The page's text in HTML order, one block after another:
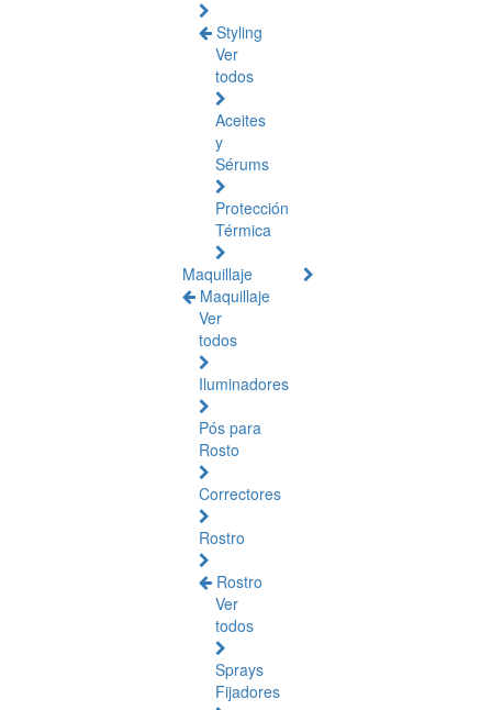
Styling
Ver
todos
Aceites
y
Sérums
Protección
Térmica
Maquillaje
Maquillaje
Ver
todos
Iluminadores
Pós para
Rosto
Correctores
Rostro
Rostro
Ver
todos
Sprays
Fijadores